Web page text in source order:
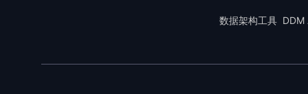
数据架构工具 DDM